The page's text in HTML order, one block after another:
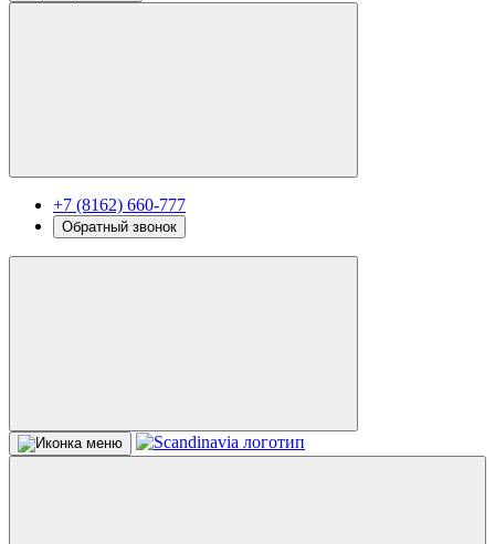
+7 (8162) 660-777
Обратный звонок